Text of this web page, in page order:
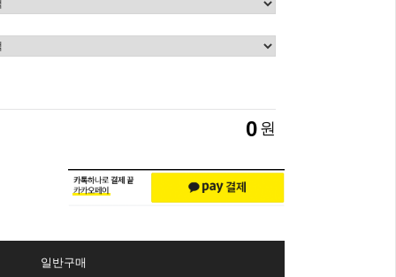
0 원
일반구매